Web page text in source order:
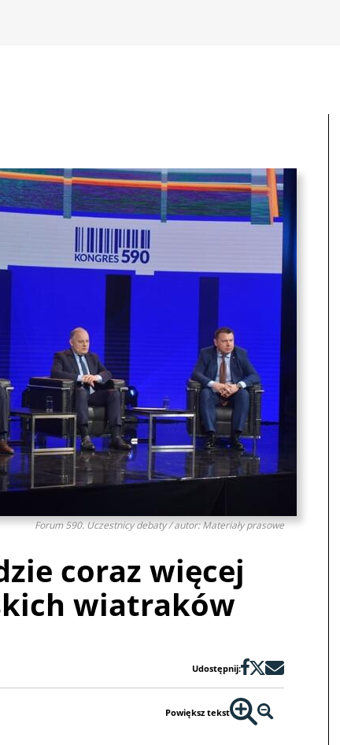
Forum 590. Uczestnicy debaty / autor: Materiały prasowe
coraz więcej
wiatraków
Udostępnij:
Powiększ tekst